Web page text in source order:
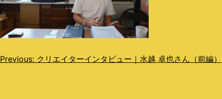
投
Previous: クリエイターインタビュー｜水越 卓也さん（前編）